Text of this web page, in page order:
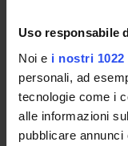
Uso responsabile
Noi e i nostri
personali, ad
tecnologie come i
alle informazioni
pubblicare
SERVIZI DI
STRUTTURE